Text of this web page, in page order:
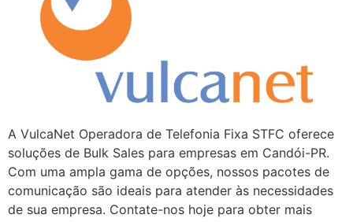
A VulcaNet Operadora de Telefonia Fixa STFC oferece
soluções de Bulk Sales para empresas em Candói-PR.
Com uma ampla gama de opções, nossos pacotes de
comunicação são ideais para atender às necessidades
de sua empresa. Contate-nos hoje para obter mais